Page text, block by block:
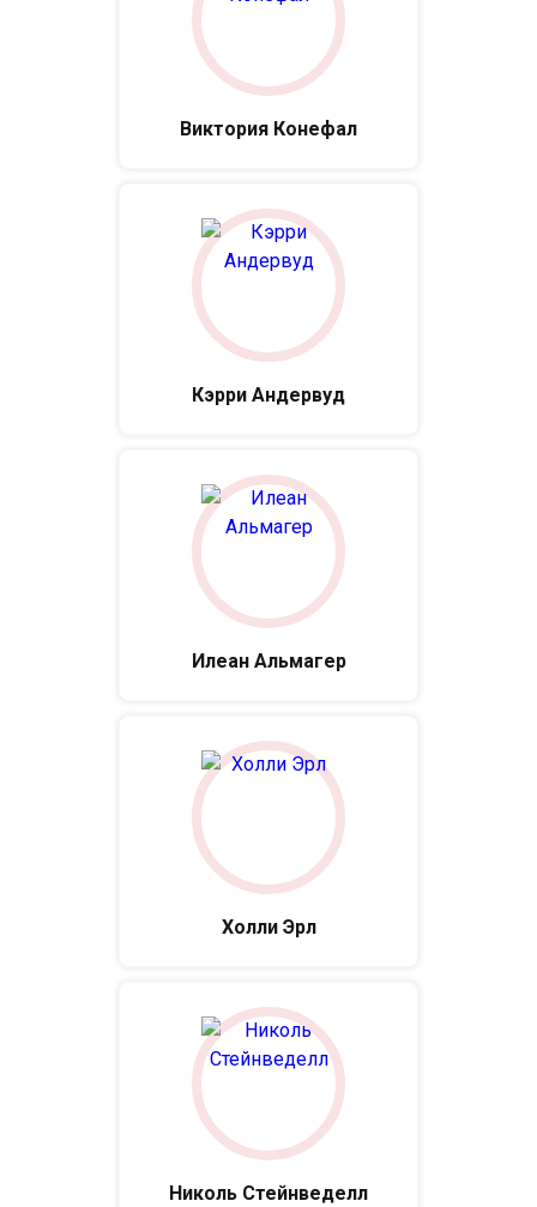
Виктория Конефал
Кэрри Андервуд
Илеан Альмагер
Холли Эрл
Николь Стейнведелл